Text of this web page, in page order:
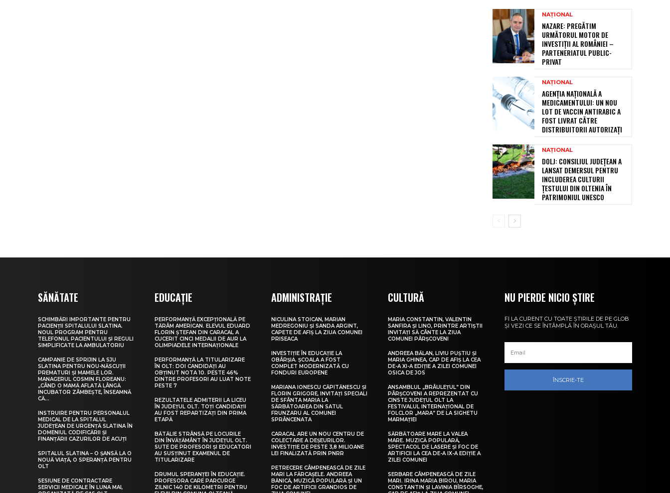
NAȚIONAL
NAZARE: PREGĂTIM
URMĂTORUL MOTOR DE
INVESTIȚII AL ROMÂNIEI –
PARTENERIATUL PUBLIC-
PRIVAT
NAȚIONAL
AGENȚIA NAȚIONALĂ A
MEDICAMENTULUI: UN NOU
LOT DE VACCIN ANTIRABIC A
FOST LIVRAT CĂTRE
DISTRIBUITORII AUTORIZAȚI
NAȚIONAL
DOLJ: CONSILIUL JUDEȚEAN A
LANSAT DEMERSUL PENTRU
INCLUDEREA CULTURII
ȚESTULUI DIN OLTENIA ÎN
PATRIMONIUL UNESCO
SĂNĂTATE
SCHIMBĂRI IMPORTANTE PENTRU
PACIENȚII SPITALULUI SLATINA.
NOUL PROGRAM PENTRU
TELEFONUL PACIENTULUI ȘI REGULI
SIMPLIFICATE LA AMBULATORIU
CAMPANIE DE SPRIJIN LA SJU
SLATINA PENTRU NOU-NĂSCUȚII
PREMATURI ȘI MAMELE LOR.
MANAGERUL COSMIN FLOREANU:
„CÂND O MAMĂ AFLATĂ LÂNGĂ
INCUBATOR ZÂMBEȘTE, ÎNSEAMNĂ
CĂ...
INSTRUIRE PENTRU PERSONALUL
MEDICAL DE LA SPITALUL
JUDEȚEAN DE URGENȚĂ SLATINA ÎN
DOMENIUL CODIFICĂRII ȘI
FINANȚĂRII CAZURILOR DE ACUȚI
SPITALUL SLATINA – O ȘANSĂ LA O
NOUĂ VIAȚĂ, O SPERANȚĂ PENTRU
OLT
SESIUNE DE CONTRACTARE
SERVICII MEDICALE ÎN LUNA MAI,
EDUCAȚIE
PERFORMANȚĂ EXCEPȚIONALĂ PE
TĂRÂM AMERICAN. ELEVUL EDUARD
FLORIN ȘTEFAN DIN CARACAL A
CUCERIT CINCI MEDALII DE AUR LA
OLIMPIADELE INTERNAȚIONALE
PERFORMANȚĂ LA TITULARIZARE
ÎN OLT: DOI CANDIDAȚI AU
OBȚINUT NOTA 10. PESTE 46%
DINTRE PROFESORI AU LUAT NOTE
PESTE 7
REZULTATELE ADMITERII LA LICEU
ÎN JUDEȚUL OLT. TOȚI CANDIDAȚII
AU FOST REPARTIZAȚI DIN PRIMA
ETAPĂ
BĂTĂLIE STRÂNSĂ PE LOCURILE
DIN ÎNVĂȚĂMÂNT ÎN JUDEȚUL OLT.
SUTE DE PROFESORI ȘI EDUCATORI
AU SUSȚINUT EXAMENUL DE
TITULARIZARE
DRUMUL SPERANȚEI ÎN EDUCAȚIE.
PROFESORA CARE PARCURGE
ZILNIC 140 DE KILOMETRI PENTRU
ADMINISTRAȚIE
NICULINA STOICAN, MARIAN
MEDREGONIU ȘI SANDA ARGINT,
CAPETE DE AFIȘ LA ZIUA COMUNEI
PRISEACA
INVESTIȚIE ÎN EDUCAȚIE LA
OBÂRȘIA. ȘCOALA A FOST
COMPLET MODERNIZATĂ CU
FONDURI EUROPENE
MARIANA IONESCU CĂPITĂNESCU ȘI
FLORIN GRIGORE, INVITAȚI SPECIALI
DE SFÂNTA MARIA LA
SĂRBĂTOAREA DIN SATUL
FRUNZARU AL COMUNEI
SPRÂNCENATA
CARACAL ARE UN NOU CENTRU DE
COLECTARE A DEȘEURILOR.
INVESTIȚIE DE PESTE 3,8 MILIOANE
LEI FINALIZATĂ PRIN PNRR
PETRECERE CÂMPENEASCĂ DE ZILE
MARI LA FĂRCAȘELE. ANDREEA
BĂNICĂ, MUZICĂ POPULARĂ ȘI UN
FOC DE ARTIFICII GRANDIOS DE
CULTURĂ
MARIA CONSTANTIN, VALENTIN
SANFIRA ȘI LINO, PRINTRE ARTIȘTII
INVITAȚI SĂ CÂNTE LA ZIUA
COMUNEI PÂRȘCOVENI
ANDREEA BĂLAN, LIVIU PUȘTIU ȘI
MARIA GHINEA, CAP DE AFIȘ LA CEA
DE-A XI-A EDIȚIE A ZILEI COMUNEI
OSICA DE JOS
ANSAMBLUL „BRÂULEȚUL” DIN
PÂRȘCOVENI A REPREZENTAT CU
CINSTE JUDEȚUL OLT LA
FESTIVALUL INTERNAȚIONAL DE
FOLCLOR „MARA” DE LA SIGHETU
MARMAȚIEI
SĂRBĂTOARE MARE LA VALEA
MARE. MUZICĂ POPULARĂ,
SPECTACOL DE LASERE ȘI FOC DE
ARTIFICII LA CEA DE-A IX-A EDIȚIE A
ZILEI COMUNEI
SERBARE CÂMPENEASCĂ DE ZILE
MARI. IRINA MARIA BIROU, MARIA
CONSTANTIN ȘI LAVINIA BÎRSOGHE,
NU PIERDE NICIO ȘTIRE
FI LA CURENT CU TOATE ȘTIRILE DE PE GLOB
ȘI VEZI CE SE ÎNTÂMPLĂ ÎN ORAȘUL TĂU.
ÎNSCRIE-TE